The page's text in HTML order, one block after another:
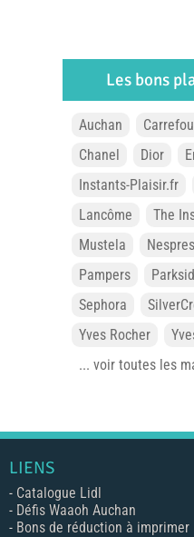
Les bons
Auchan
Chanel
Dior
Instants-Plaisir.fr
Lancôme
The
Mustela
Pampers
Sephora
Yves Rocher
... voir toutes les
LIENS
- Catalogue Lidl
- Défis Waaoh Auchan
- Bons de réduction à imprimer